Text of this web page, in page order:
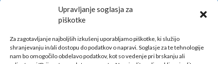
Upravljanje soglasja za
piškotke
Za zagotavljanje najboljših izkušenj uporabljamo piškotke, ki služijo
shranjevanju in/ali dostopu do podatkov o napravi. Soglasje za te tehnologije
nam bo omogočilo obdelavo podatkov, kot so vedenje pri brskanju ali